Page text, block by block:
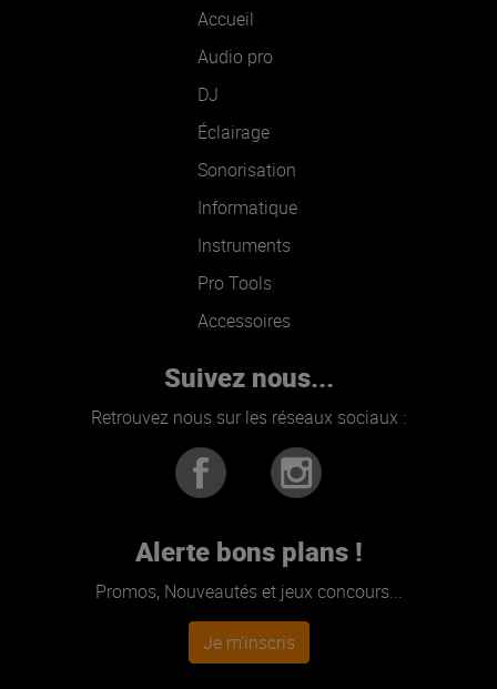
Accueil
Audio pro
DJ
Éclairage
Sonorisation
Informatique
Instruments
Pro Tools
Accessoires
Suivez nous...
Retrouvez nous sur les réseaux sociaux :
Alerte bons plans !
Promos, Nouveautés et jeux concours...
Je m'inscris